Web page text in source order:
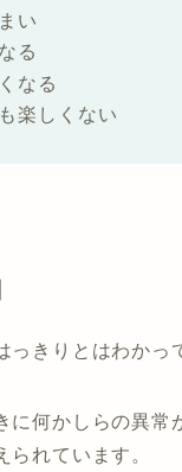
い
る
なる
楽しくない
っきりとはわかっ
に何かしらの異常
られています。